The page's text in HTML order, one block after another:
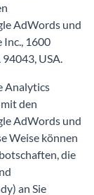
AdWords und
Inc., 1600
USA.
Analytics
den
AdWords und
Weise können
die
an Sie